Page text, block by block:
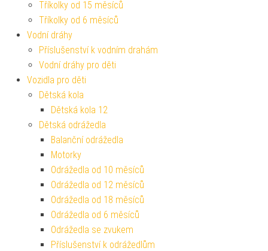
Tříkolky od 15 měsíců
Tříkolky od 6 měsíců
Vodní dráhy
Příslušenství k vodním drahám
Vodní dráhy pro děti
Vozidla pro děti
Dětská kola
Dětská kola 12
Dětská odrážedla
Balanční odrážedla
Motorky
Odrážedla od 10 měsíců
Odrážedla od 12 měsíců
Odrážedla od 18 měsíců
Odrážedla od 6 měsíců
Odrážedla se zvukem
Příslušenství k odrážedlům